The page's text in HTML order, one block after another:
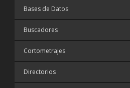
Bases de Datos
Buscadores
Cortometrajes
Directorios